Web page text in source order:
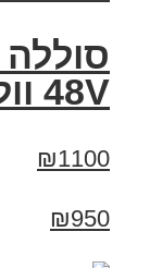
48V וולט 10A אמפר בזול!
₪1100
₪950